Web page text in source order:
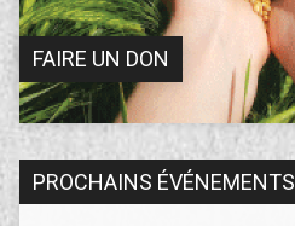
FAIRE UN DON
PROCHAINS ÉVÉNEMENTS